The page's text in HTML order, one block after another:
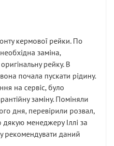
кермової рейки. По
заміна,
рейку. В
почала пускати рідину.
на сервіс, було
заміну. Поміняли
дня, перевірили розвал,
менеджеру Іллі за
рекомендувати даний